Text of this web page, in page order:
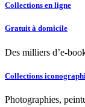
Collections en ligne
Gratuit à domicile
Des milliers d’e-
Collections
Photographies,